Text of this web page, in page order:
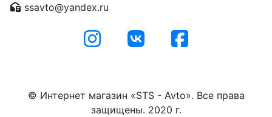
ssavto@yandex.ru
© Интернет магазин «STS - Avto». Все права
защищены. 2020 г.